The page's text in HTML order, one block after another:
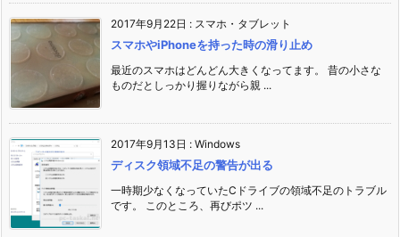
2017年9月22日 : スマホ・タブレット
スマホやiPhoneを持った時の滑り止め
最近のスマホはどんどん大きくなってます。 昔の小さな
ものだとしっかり握りながら親 ...
2017年9月13日 : Windows
ディスク領域不足の警告が出る
一時期少なくなっていたCドライブの領域不足のトラブル
です。 このところ、再びポツ ...